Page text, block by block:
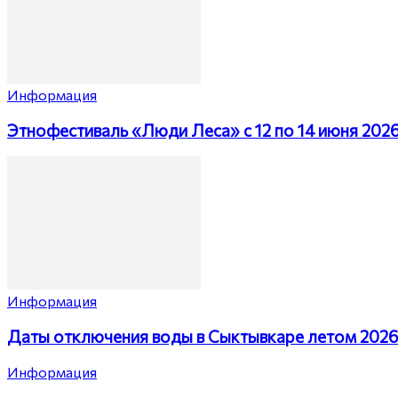
Информация
Этнофестиваль «Люди Леса» с 12 по 14 июня
Информация
Даты отключения воды в Сыктывкаре летом 2026
Информация